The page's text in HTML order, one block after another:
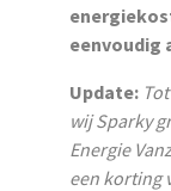
eenvoudig
Update:
wij Sparky
Energie
een korting